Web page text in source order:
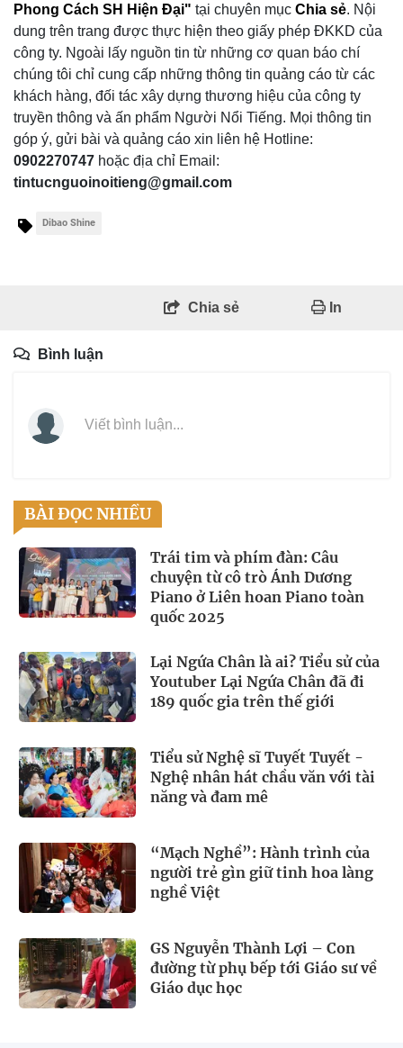
Phong Cách SH Hiện Đại" tại chuyên mục Chia sẻ. Nội
dung trên trang được thực hiện theo giấy phép ĐKKD của
công ty. Ngoài lấy nguồn tin từ những cơ quan báo chí
chúng tôi chỉ cung cấp những thông tin quảng cáo từ các
khách hàng, đối tác xây dựng thương hiệu của công ty
truyền thông và ấn phẩm Người Nổi Tiếng. Mọi thông tin
góp ý, gửi bài và quảng cáo xin liên hệ Hotline:
0902270747 hoặc địa chỉ Email:
tintucnguoinoitieng@gmail.com
Dibao Shine
Chia sẻ In
Bình luận
Viết bình luận...
BÀI ĐỌC NHIỀU
Trái tim và phím đàn: Câu
chuyện từ cô trò Ánh Dương
Piano ở Liên hoan Piano toàn
quốc 2025
Lại Ngứa Chân là ai? Tiểu sử của
Youtuber Lại Ngứa Chân đã đi
189 quốc gia trên thế giới
Tiểu sử Nghệ sĩ Tuyết Tuyết -
Nghệ nhân hát chầu văn với tài
năng và đam mê
“Mạch Nghề”: Hành trình của
người trẻ gìn giữ tinh hoa làng
nghề Việt
GS Nguyễn Thành Lợi – Con
đường từ phụ bếp tới Giáo sư về
Giáo dục học